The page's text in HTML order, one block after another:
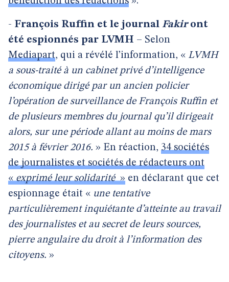
- François Ruffin et le journal Fakiront
été espionnés par LVMH – Selon
Mediapart, qui a révélé l’information, « LVMH
a sous-traité à un cabinet privé d’intelligence
économique dirigé par un ancien policier
l’opération de surveillance de François Ruffin et
de plusieurs membres du journal qu’il dirigeait
alors, sur une période allant au moins de mars
2015 à février 2016. » En réaction, 34 sociétés
de journalistes et sociétés de rédacteurs ont
«exprimé leur solidarité» en déclarant que cet
espionnage était « une tentative
particulièrement inquiétante d’atteinte au travail
des journalistes et au secret de leurs sources,
pierre angulaire du droit à l’information des
citoyens. »